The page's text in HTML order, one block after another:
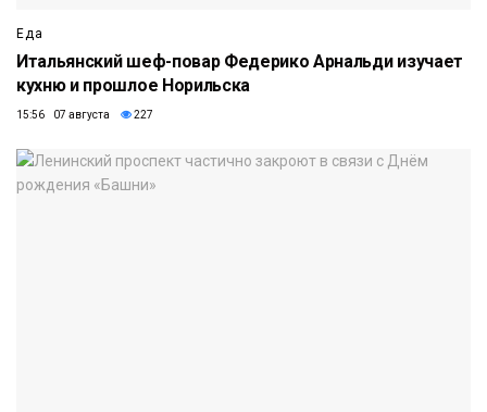
Еда
Итальянский шеф-повар Федерико Арнальди изучает
кухню и прошлое Норильска
15:56 07 августа 227